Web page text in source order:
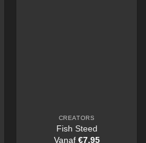
CREATORS
Fish Steed
Vanaf €7,95